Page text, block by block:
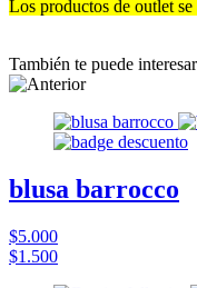
Los productos de outlet
También te puede interesar
blusa barrocco
$5.000
$1.500